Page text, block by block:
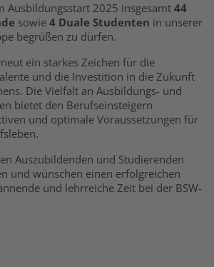
Ausbildungsstart 2025 insgesamt 44
sowie 4 Duale Studenten in unserer
begrüßen zu dürfen.
ein starkes Zeichen für die
und die Investition in die Zukunft
Die Vielfalt an Ausbildungs- und
bietet den Berufseinsteigern
und optimale Voraussetzungen für
Auszubildenden und Studierenden
und wünschen einen erfolgreichen
und lehrreiche Zeit bei der BSW-